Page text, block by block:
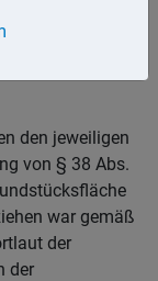
Württemberg)
da er
BW
den jeweiligen
von § 38 Abs.
war gemäß
der
der